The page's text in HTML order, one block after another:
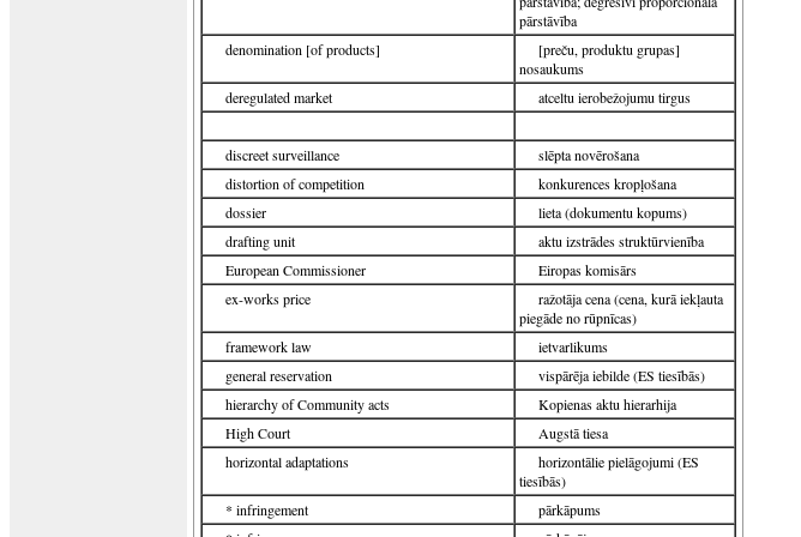
pārstāvība
denomination [of products]
[preču, produktu grupas]
nosaukums
deregulated market
atceltu ierobežojumu tirgus
discreet surveillance
slēpta novērošana
distortion of competition
konkurences kropļošana
dossier
lieta (dokumentu kopums)
drafting unit
aktu izstrādes struktūrvienība
European Commissioner
Eiropas komisārs
ex-works price
ražotāja cena (cena, kurā iekļauta
piegāde no rūpnīcas)
framework law
ietvarlikums
general reservation
vispārēja iebilde (ES tiesībās)
hierarchy of Community acts
Kopienas aktu hierarhija
High Court
Augstā tiesa
horizontal adaptations
horizontālie pielāgojumi (ES
tiesībās)
* infringement
pārkāpums